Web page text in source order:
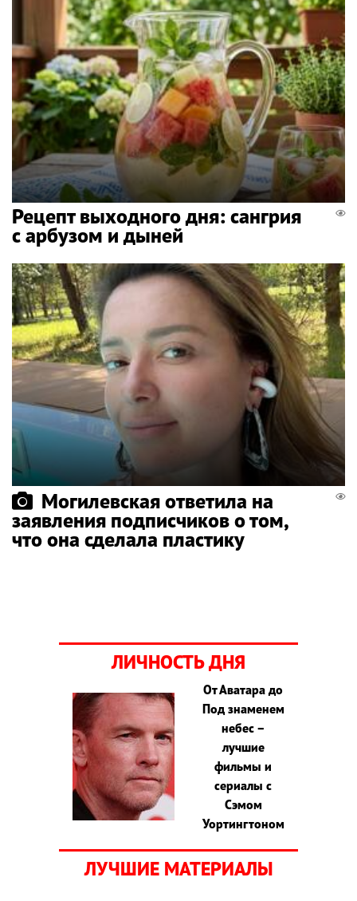
Рецепт выходного дня: сангрия
с арбузом и дыней
Могилевская ответила на
заявления подписчиков о том,
что она сделала пластику
ЛИЧНОСТЬ ДНЯ
От Аватара до
Под знаменем
небес –
лучшие
фильмы и
сериалы с
Сэмом
Уортингтоном
ЛУЧШИЕ МАТЕРИАЛЫ